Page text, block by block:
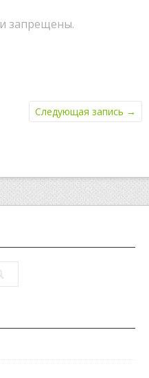
запрещены.
Следующая запись →